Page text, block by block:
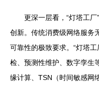
更深一层看，“灯塔工
创新。传统消费级网络服务
可靠性的极致要求。“灯塔
检、预测性维护、数字孪生
缘计算、TSN（时间敏感网